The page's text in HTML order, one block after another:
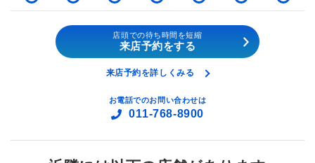
店頭での待ち時間を短縮
来店予約をする
来店予約を詳しくみる
お電話でのお問い合わせは
011-768-8900